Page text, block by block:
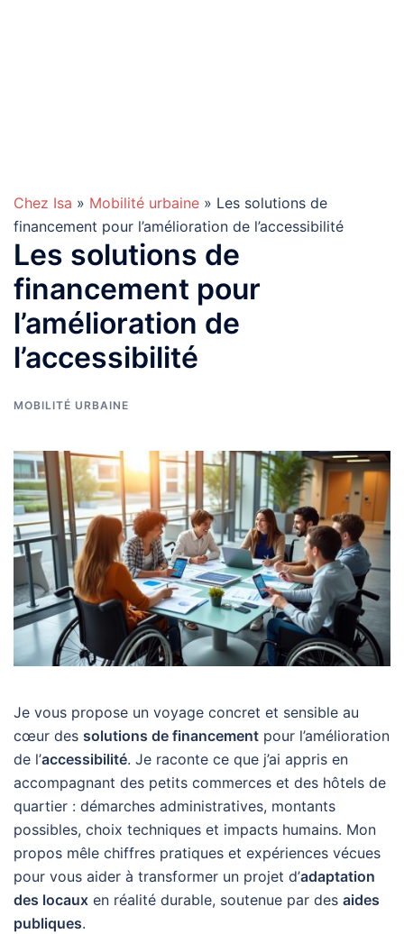
Chez Isa » Mobilité urbaine » Les solutions de
financement pour l’amélioration de l’accessibilité
Les solutions de
financement pour
l’amélioration de
l’accessibilité
MOBILITÉ URBAINE
Je vous propose un voyage concret et sensible au
cœur des solutions de financement pour l’amélioration
de l’accessibilité. Je raconte ce que j’ai appris en
accompagnant des petits commerces et des hôtels de
quartier : démarches administratives, montants
possibles, choix techniques et impacts humains. Mon
propos mêle chiffres pratiques et expériences vécues
pour vous aider à transformer un projet d’adaptation
des locaux en réalité durable, soutenue par des aides
publiques.